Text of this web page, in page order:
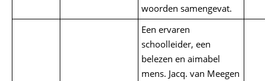
woorden samengevat.
Een ervaren
schoolleider, een
belezen en aimabel
mens. Jacq. van Meegen